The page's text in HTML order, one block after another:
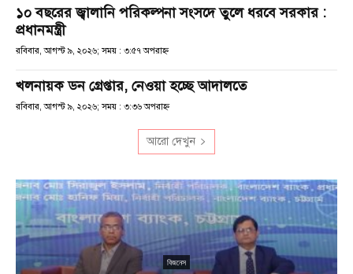
১০ বছরের জ্বালানি পরিকল্পনা সংসদে তুলে ধরবে সরকার :
প্রধানমন্ত্রী
রবিবার, আগস্ট ৯, ২০২৬; সময় : ৩:৫৭ অপরাহ্ণ
খলনায়ক ডন গ্রেপ্তার, নেওয়া হচ্ছে আদালতে
রবিবার, আগস্ট ৯, ২০২৬; সময় : ৩:৩৬ অপরাহ্ণ
আরো দেখুন
বিজনেস